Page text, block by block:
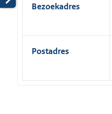
Bezoekadres
Postadres